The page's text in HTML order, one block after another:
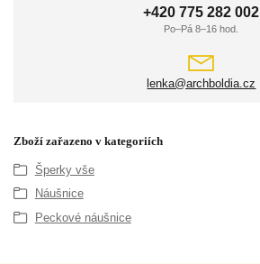
+420 775 282 002
Po–Pá 8–16 hod.
lenka@archboldia.cz
Zboží zařazeno v kategoriích
Šperky vše
Náušnice
Peckové náušnice